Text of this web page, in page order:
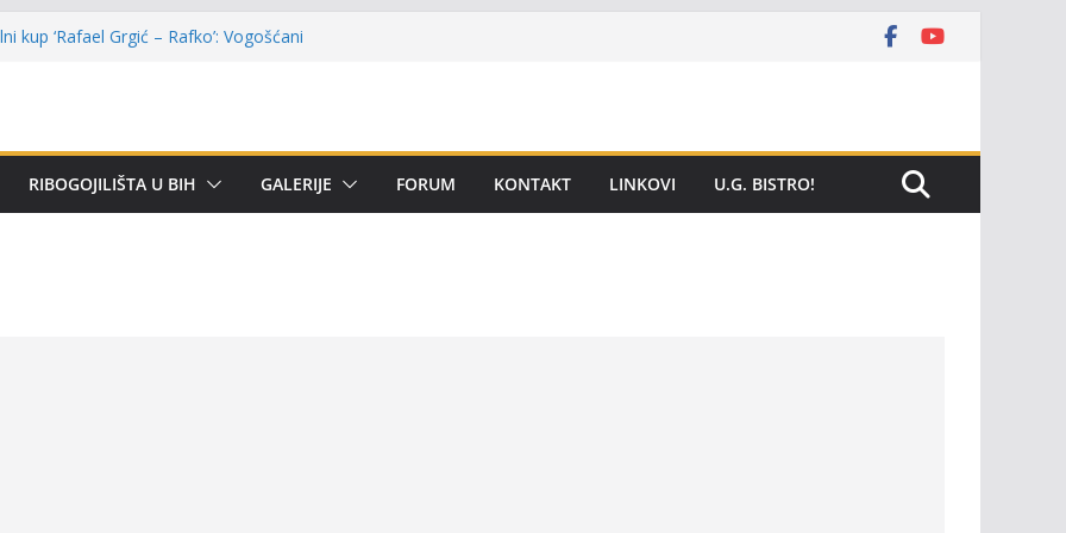
kup ‘Rafael Grgić – Rafko’: Vogošćani
ligi SRS BiH u disciplini ‘Lov šarana
RIBOGOJILIŠTA U BIH GALERIJE FORUM KONTAKT LINKOVI U.G. BISTRO!